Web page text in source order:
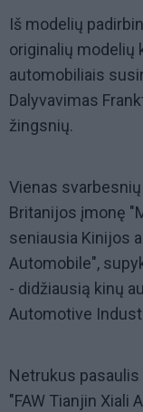
Iš modelių
originalių modelių
automobiliais
Dalyvavimas
žingsnių.
Vienas
Britanijos įmonę
seniausia Kinijos
Automobile",
- didžiausią kinų
Automotive
Netrukus
"FAW Tianjin Xiali